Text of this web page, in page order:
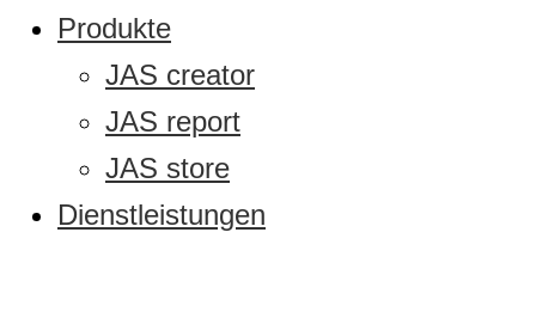
Produkte
JAS creator
JAS report
JAS store
Dienstleistungen